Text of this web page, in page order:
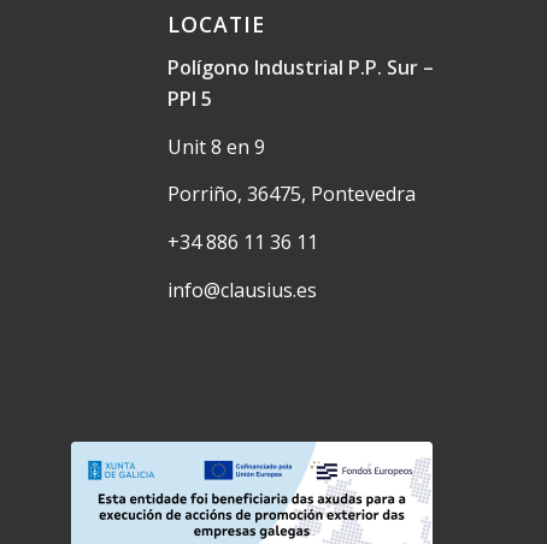
LOCATIE
Polígono Industrial P.P. Sur –
PPI 5
Unit 8 en 9
Porriño, 36475, Pontevedra
+34 886 11 36 11
info@clausius.es